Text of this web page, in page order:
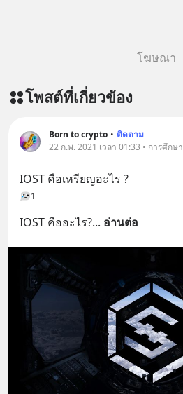
โฆษณา
โพสต์ที่เกี่ยวข้อง
Born to crypto • ติดตาม
22 ก.พ. 2021 เวลา 01:33 • การศึกษา
IOST คือเหรียญอะไร ?
1
IOST คืออะไร?... อ่านต่อ